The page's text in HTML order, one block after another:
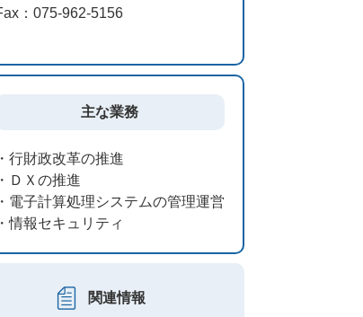
：075-962-5156
主な業務
・行財政改革の推進
・ＤＸの推進
・電子計算処理システムの管理運営
・情報セキュリティ
関連情報